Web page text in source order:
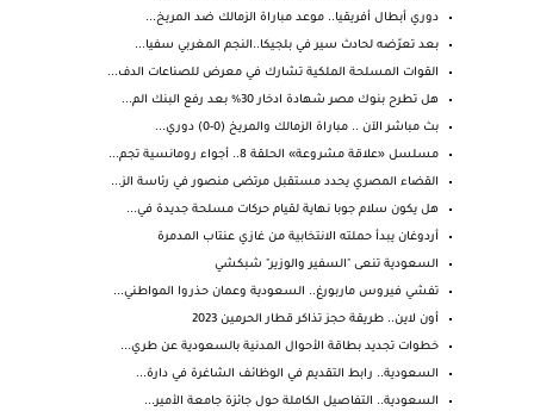
دوري أبطال أفريقيا.. موعد مباراة الزمالك ضد المريخ...
بعد تعرّضه لحادث سير في بلجيكا..النجم المغربي سفيا...
القوات المسلحة الملكية تشارك في معرض للصناعات الدف...
هل تطرح بنوك مصر شهادة ادخار 30% بعد رفع البنك الم...
بث مباشر الآن .. مباراة الزمالك والمريخ (0-0) دوري...
مسلسل «علاقة مشروعة» الحلقة 8.. أجواء رومانسية تجم...
القضاء المصري يحدد مستقبل مرتضى منصور في رئاسة الز...
هل يكون سلام جوبا نهاية لقيام حركات مسلحة جديدة في...
أردوغان يبدأ حملته الانتخابية من غازي عنتاب المدمرة
السعودية تنعى "السفير والوزير" شبكشي
تفشي فيروس ماربورغ.. السعودية وعمان حذروا المواطني...
أون لاين.. طريقة حجز تذاكر قطار الحرمين 2023
خطوات تجديد بطاقة الأحوال المدنية بالسعودية عن طري...
السعودية.. رابط التقديم في الوظائف الشاغرة في دارة...
السعودية.. التفاصيل الكاملة حول جائزة جامعة الأمير...